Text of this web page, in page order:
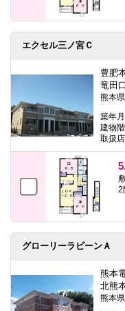
エクセル三ノ宮Ｃ
豊肥
竜田
熊本
築年
建物
取扱
2
グローリーラビーンＡ
熊本
北熊
熊本